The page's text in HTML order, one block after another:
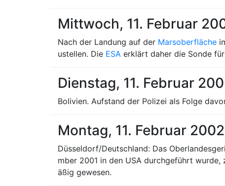
Mittwoch, 11. Februar
Nach der Landung auf der Marsoberfläche
ustellen. Die ESA erklärt daher die Sonde
Dienstag, 11. Februar
Bolivien. Aufstand der Polizei als Folge
Montag, 11. Februar 2002
Düsseldorf/Deutschland: Das
mber 2001 in den USA durchgeführt
äßig gewesen.